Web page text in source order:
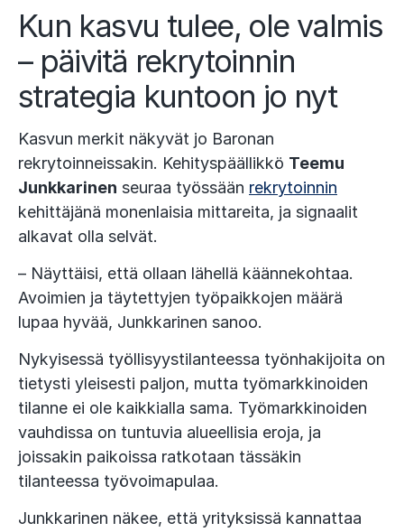
Kun kasvu tulee, ole valmis
– päivitä rekrytoinnin
strategia kuntoon jo nyt
Kasvun merkit näkyvät jo Baronan
rekrytoinneissakin. Kehityspäällikkö Teemu
Junkkarinen seuraa työssään rekrytoinnin
kehittäjänä monenlaisia mittareita, ja signaalit
alkavat olla selvät.
– Näyttäisi, että ollaan lähellä käännekohtaa.
Avoimien ja täytettyjen työpaikkojen määrä
lupaa hyvää, Junkkarinen sanoo.
Nykyisessä työllisyystilanteessa työnhakijoita on
tietysti yleisesti paljon, mutta työmarkkinoiden
tilanne ei ole kaikkialla sama. Työmarkkinoiden
vauhdissa on tuntuvia alueellisia eroja, ja
joissakin paikoissa ratkotaan tässäkin
tilanteessa työvoimapulaa.
Junkkarinen näkee, että yrityksissä kannattaa